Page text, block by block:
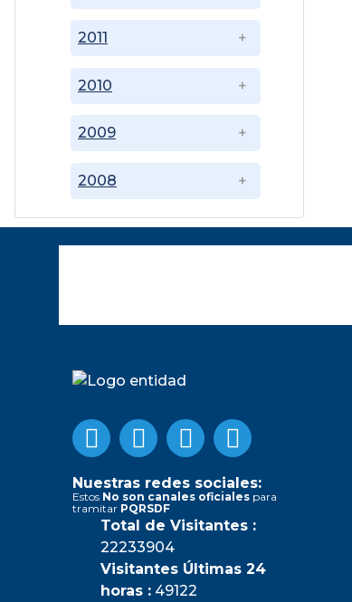
2008
2009
2010
2011
Nuestras redes sociales:
Estos No son canales oficiales para
tramitar PQRSDF
Total de Visitantes :
22233904
Visitantes Últimas 24
horas : 49122